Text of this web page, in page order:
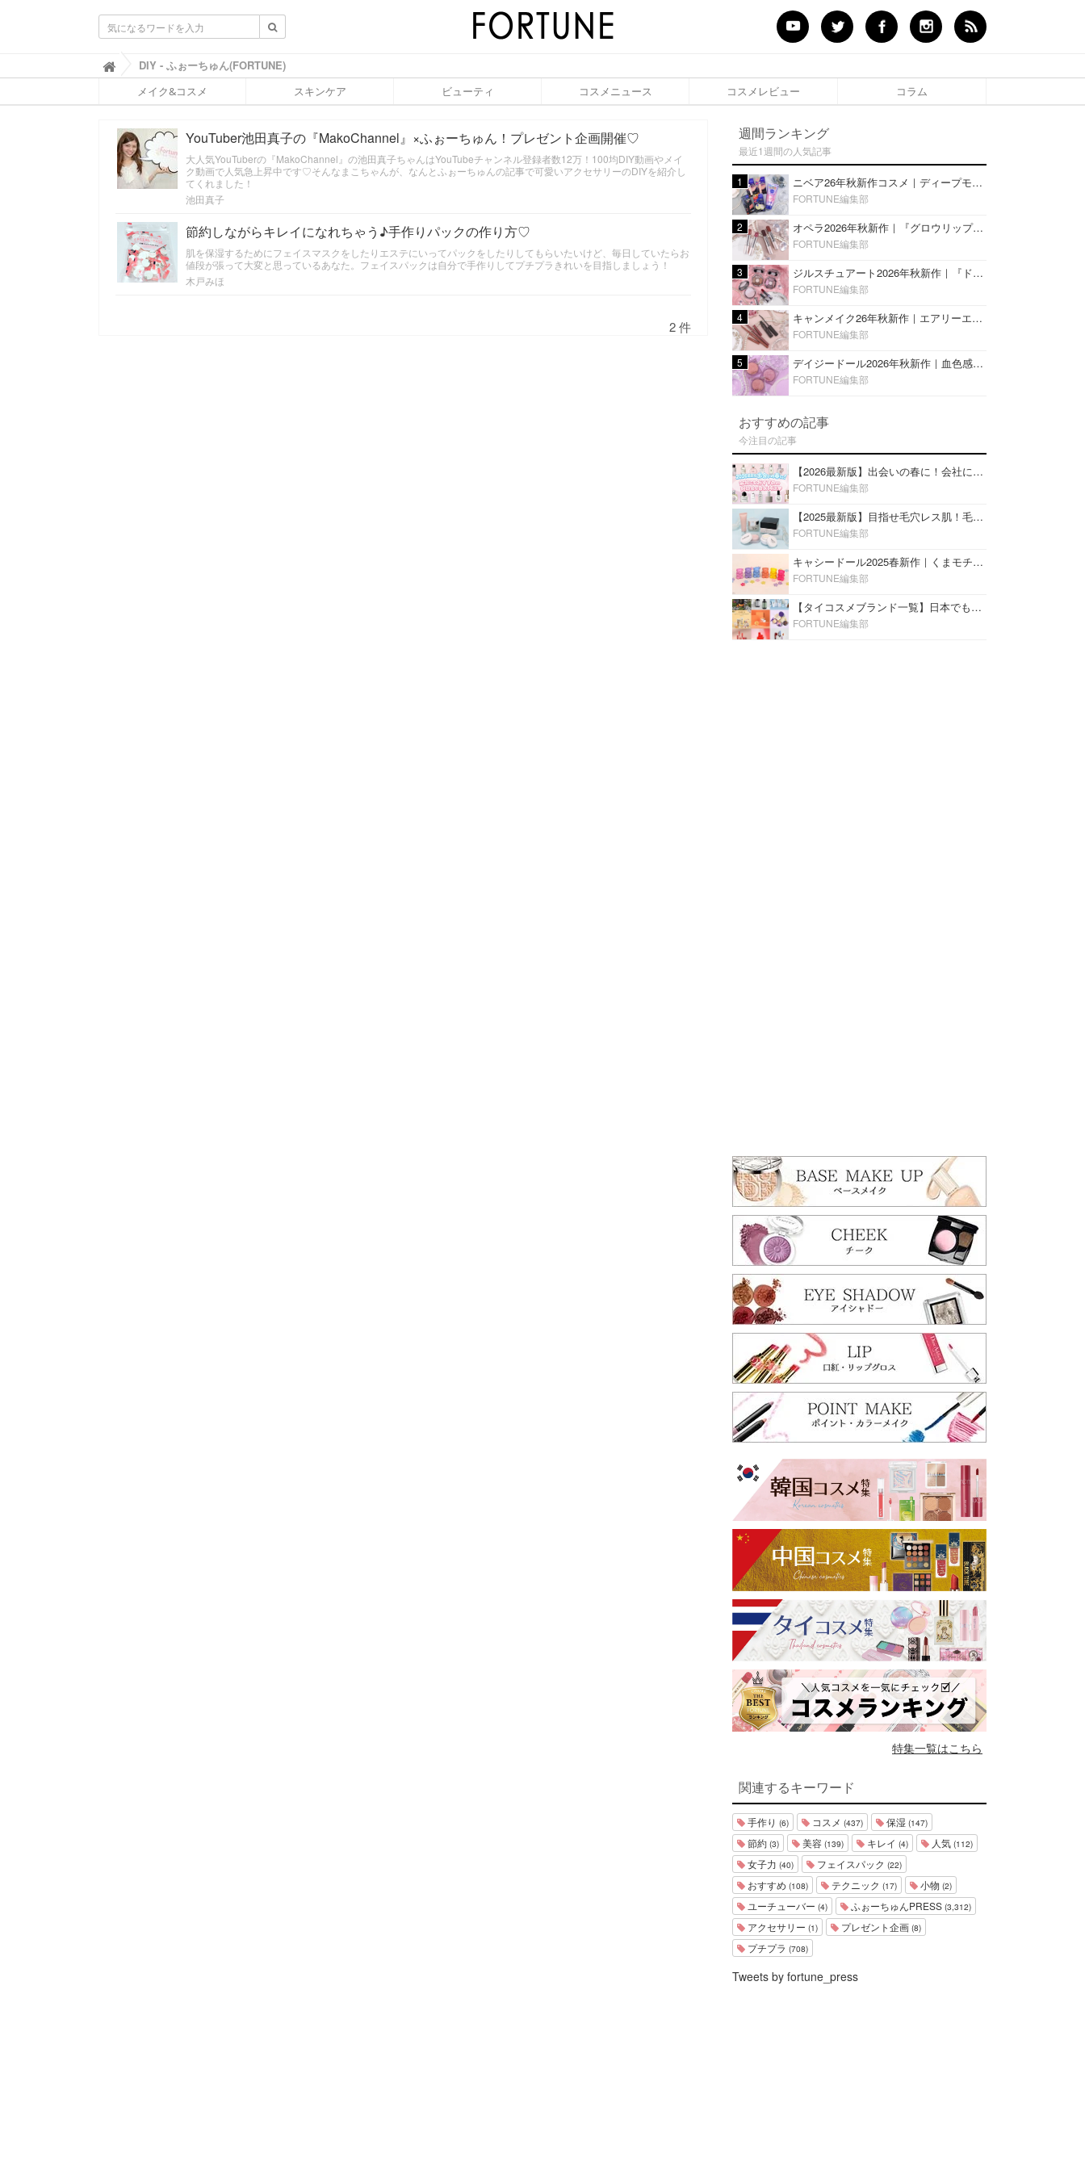
ふ
ぉ
ち
ん
(
F
O
U
DIY - ふぉーちゅん(FORTUNE)
メイク&コスメ スキンケア ビューティ コスメニュース コスメレビュー コラム
YouTuber池田真子の『MakoChannel』×ふぉーちゅん！プレゼント企画開催♡
大人気YouTuberの『MakoChannel』の池田真子ちゃんはYouTubeチャンネル登録者数12万！100均DIY動画やメイ
ク動画で人気急上昇中です♡そんなまこちゃんが、なんとふぉーちゅんの記事で可愛いアクセサリーのDIYを紹介し
てくれました！
池田真子
節約しながらキレイになれちゃう♪手作りパックの作り方♡
肌を保湿するためにフェイスマスクをしたりエステにいってパックをしたりしてもらいたいけど、毎日していたらお
値段が張って大変と思っているあなた。フェイスパックは自分で手作りしてプチプラきれいを目指しましょう！
木戸みほ
2 件
週間ランキング
最近1週間の人気記事
1 ニベア26年秋新作コスメ｜ディープモイスチャーリップの美容液タイプや2in1ボディクリームスクラブも
FORTUNE編集部
2 オペラ2026年秋新作｜『グロウリップティント』の新色・限定色はローズジャムカラー♡全4色をレビュー
FORTUNE編集部
3 ジルスチュアート2026年秋新作｜『ドレスドブルーム アイズ』新色や限定ハイライト・リップをレビュー
FORTUNE編集部
4 キャンメイク26年秋新作｜エアリーエクステンションライナー＆カールスナイパーマスカラ新色をレビュー
FORTUNE編集部
5 デイジードール2026年秋新作｜血色感が可愛い♡『パウダー ブラッシュ ブルーム』新3色をレビュー
FORTUNE編集部
おすすめの記事
今注目の記事
【2026最新版】出会いの春に！会社にもおすすめの好印象な香水14選♡ビジネスの場での香水マナーも
FORTUNE編集部
【2025最新版】目指せ毛穴レス肌！毛穴を埋めて隠す「おすすめ部分用下地＆プライマー」ランキング♡
FORTUNE編集部
キャシードール2025春新作｜くまモチーフのミニリップ「シャイニーベア リップモイスト」をレビュー♡
FORTUNE編集部
【タイコスメブランド一覧】日本でも人気沸騰中の“タイコスメ”ブランド20選！
FORTUNE編集部
特集一覧はこちら
関連するキーワード
手作り (6) コスメ (437) 保湿 (147)
節約 (3) 美容 (139) キレイ (4) 人気 (112)
女子力 (40) フェイスパック (22)
おすすめ (108) テクニック (17) 小物 (2)
ユーチューバー (4) ふぉーちゅんPRESS (3,312)
アクセサリー (1) プレゼント企画 (8)
プチプラ (708)
Tweets by fortune_press